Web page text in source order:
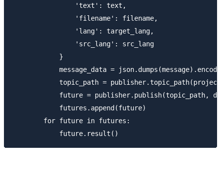
                'text': text,
                'filename': filename,
                'lang': target_lang,
                'src_lang': src_lang
            }
message_data =
topic_path =
future = publisher.publish(topic_path,
            futures.append(future)
        for future in futures: